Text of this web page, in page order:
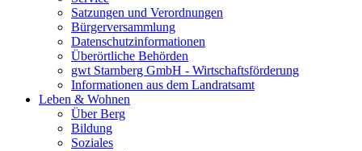
Satzungen und Verordnungen
Bürgerversammlung
Datenschutzinformationen
Überörtliche Behörden
gwt Starnberg GmbH - Wirtschaftsförderung
Informationen aus dem Landratsamt
Leben & Wohnen
Über Berg
Bildung
Soziales